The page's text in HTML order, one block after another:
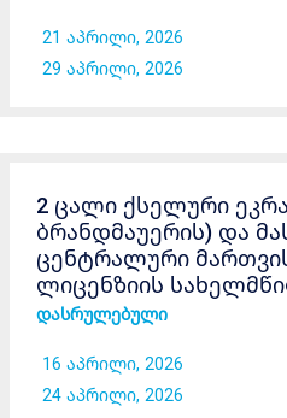
21 აპრილი, 2026
29 აპრილი, 2026
2 ცალი ქსელური
ბრანდმაუერის) და
ცენტრალური
ლიცენზიის
დასრულებული
16 აპრილი, 2026
24 აპრილი, 2026